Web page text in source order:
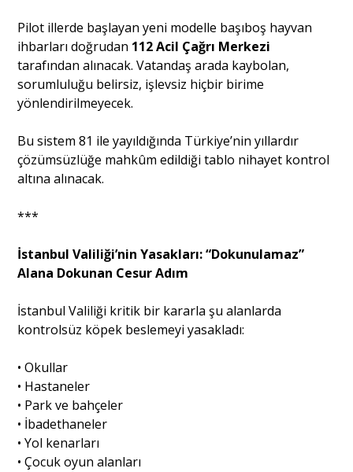
Pilot illerde başlayan yeni modelle başıboş hayvan
ihbarları doğrudan 112 Acil Çağrı Merkezi
tarafından alınacak. Vatandaş arada kaybolan,
sorumluluğu belirsiz, işlevsiz hiçbir birime
yönlendirilmeyecek.
Bu sistem 81 ile yayıldığında Türkiye’nin yıllardır
çözümsüzlüğe mahkûm edildiği tablo nihayet kontrol
altına alınacak.
***
İstanbul Valiliği’nin Yasakları: “Dokunulamaz”
Alana Dokunan Cesur Adım
İstanbul Valiliği kritik bir kararla şu alanlarda
kontrolsüz köpek beslemeyi yasakladı:
• Okullar
• Hastaneler
• Park ve bahçeler
• İbadethaneler
• Yol kenarları
• Çocuk oyun alanları